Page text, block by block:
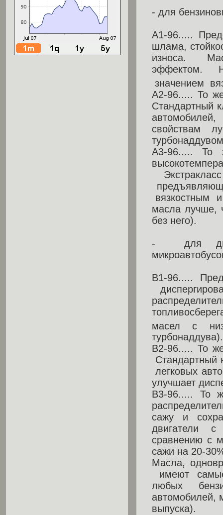
- для
А1-96.....
шлама,
износа.
эффектом.
значением
А2-96..... То
Стандартный
А3-96..... То
вязкостным
масла лучше,
без него).
- для
В1-96.....
масел с
турбонаддува).
В2-96..... То
Стандартный
легковых
улучшает
В3-96..... То
сажу и
двигатели с
сравнению с
сажи на 20-
Масла,
имеют
любых
автомобилей,
выпуска).